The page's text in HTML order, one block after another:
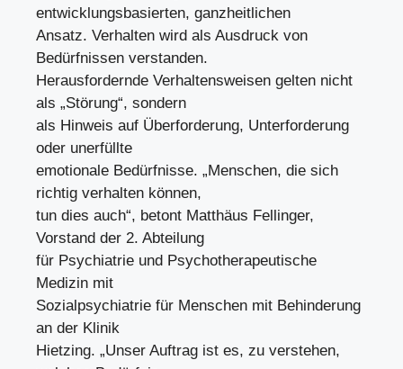
entwicklungsbasierten, ganzheitlichen
Ansatz. Verhalten wird als Ausdruck von
Bedürfnissen verstanden.
Herausfordernde Verhaltensweisen gelten nicht
als „Störung“, sondern
als Hinweis auf Überforderung, Unterforderung
oder unerfüllte
emotionale Bedürfnisse. „Menschen, die sich
richtig verhalten können,
tun dies auch“, betont Matthäus Fellinger,
Vorstand der 2. Abteilung
für Psychiatrie und Psychotherapeutische
Medizin mit
Sozialpsychiatrie für Menschen mit Behinderung
an der Klinik
Hietzing. „Unser Auftrag ist es, zu verstehen,